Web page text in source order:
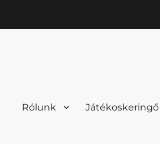
Rólunk Játékoskeringő